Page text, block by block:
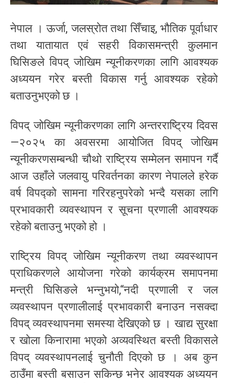
नेपाल । ऊर्जा, जलस्रोत तथा सिँचाइ, भौतिक पूर्वाधार
तथा यातायात एवं सहरी विकासमन्त्री कुलमान
घिसिङले विपद् जोखिम न्यूनीकरणका लागि आवश्यक
अध्ययन गरेर बस्ती विकास गर्नु आवश्यक रहेको
बताउनुभएको छ ।
विपद् जोखिम न्यूनीकरणका लागि अन्तरराष्ट्रिय दिवस
—२०२५ का अवसरमा आयोजित विपद् जोखिम
न्यूनीकरणसम्बन्धी चौथो राष्ट्रिय सम्मेलन समापन गर्दै
आज उहाँले जलवायु परिवर्तनका कारण नेपालले हरेक
वर्ष विपद्को सामना गरिरहनुपरेको भन्दै यसका लागि
प्रभावकारी व्यवस्थापन र सूचना प्रणाली आवश्यक
रहेको बताउनु भएको हो ।
राष्ट्रिय विपद् जोखिम न्यूनीकरण तथा व्यवस्थापन
प्राधिकरणले आयोजना गरेको कार्यक्रम समापनमा
मन्त्री घिसिङले भन्नुभयो,“नदी प्रणाली र जल
व्यवस्थापन प्रणालीलाई प्रभावकारी बनाउन नसक्दा
विपद् व्यवस्थापनमा समस्या देखिएको छ । खाद्य सुरक्षा
र खोला किनारामा भएको अव्यवस्थित बस्ती विकासले
विपद् व्यवस्थापनलाई चुनौती दिएको छ । अब कुन
ठाउँमा बस्ती बसाउन सकिन्छ भनेर आवश्यक अध्ययन